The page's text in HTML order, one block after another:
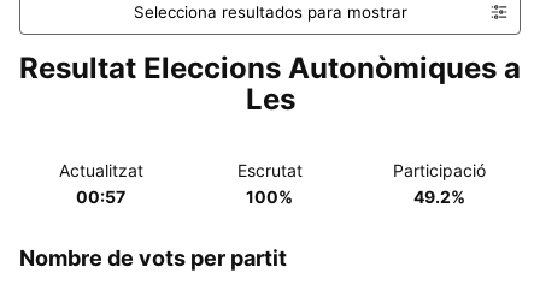
Selecciona resultados para mostrar
Resultat Eleccions Autonòmiques a
Les
Actualitzat
00:57
Escrutat
100%
Participació
49.2%
Nombre de vots per partit